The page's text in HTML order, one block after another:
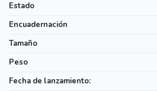
Estado
Encuadernación
Tamaño
Peso
Fecha de lanzamiento: